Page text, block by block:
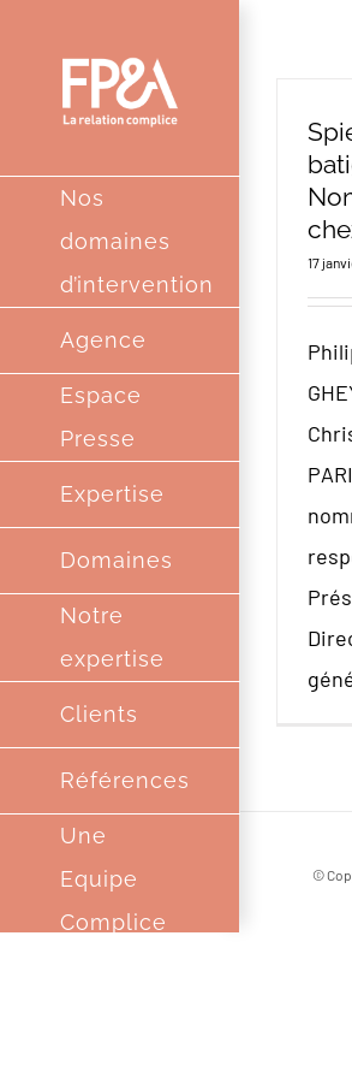
contenu
Nos
domaines
d’intervention
Agence
Espace
Presse
Expertise
Domaines
Notre
expertise
Clients
Références
Une
Equipe
Complice
17
©